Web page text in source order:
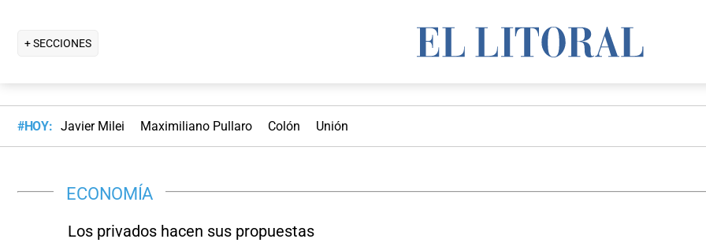
+ SECCIONES
#HOY: Javier Milei Maximiliano Pullaro Colón Unión
ECONOMÍA
Los privados hacen sus propuestas